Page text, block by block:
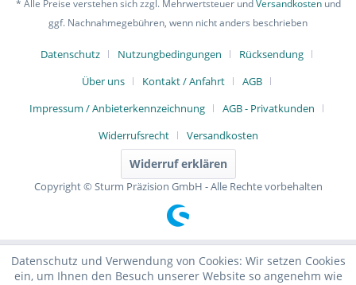
* Alle Preise verstehen sich zzgl. Mehrwertsteuer undVersandkostenund
ggf. Nachnahmegebühren, wenn nicht anders beschrieben
Datenschutz Nutzungbedingungen
Rücksendung
Über uns
Kontakt / Anfahrt
AGB
Impressum / Anbieterkennzeichnung
AGB - Privatkunden
Widerrufsrecht
Versandkosten
Widerruf erklären
Copyright © Sturm Präzision GmbH - Alle Rechte vorbehalten
Datenschutz und Verwendung von Cookies: Wir setzen Cookies
ein, um Ihnen den Besuch unserer Website so angenehm wie